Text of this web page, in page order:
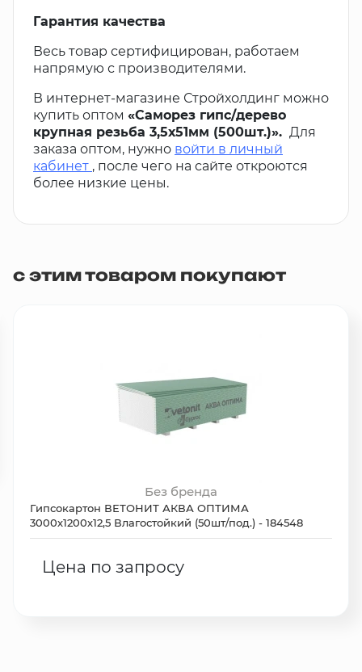
Гарантия качества
Весь товар сертифицирован, работаем
напрямую с производителями.
В интернет-магазине Стройхолдинг можно
купить оптом «Саморез гипс/дерево
крупная резьба 3,5х51мм (500шт.)». Для
заказа оптом, нужно войти в личный
кабинет , после чего на сайте откроются
более низкие цены.
с этим товаром покупают
Без бренда
Гипсокартон ВЕТОНИТ АКВА ОПТИМА
3000х1200х12,5 Влагостойкий (50шт/под.) - 184548
Цена по запросу